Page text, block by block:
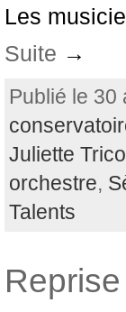
Les
Suite →
Publié le
Juliette
orchestre,
Talents